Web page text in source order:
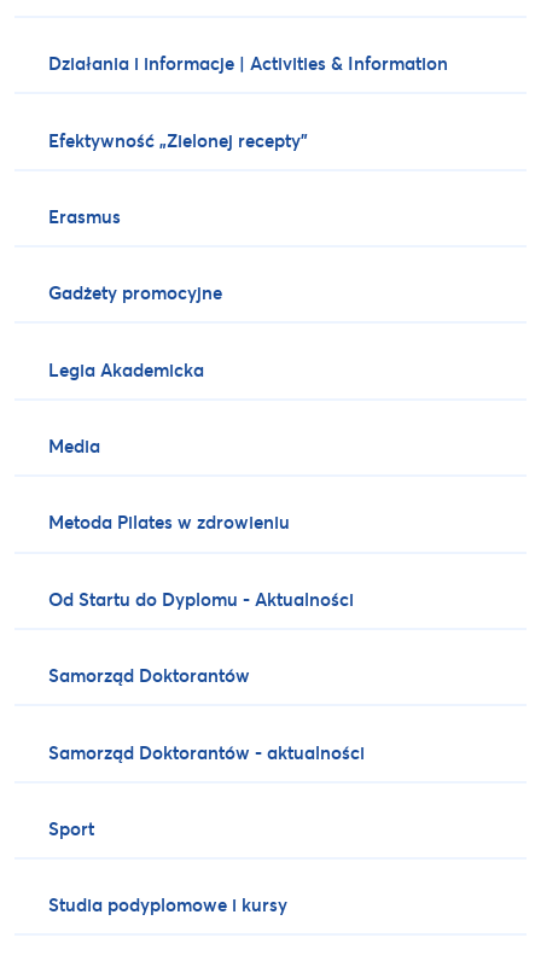
Działania i informacje | Activities & Information
Efektywność „Zielonej recepty”
Erasmus
Gadżety promocyjne
Legia Akademicka
Media
Metoda Pilates w zdrowieniu
Od Startu do Dyplomu - Aktualności
Samorząd Doktorantów
Samorząd Doktorantów - aktualności
Sport
Studia podyplomowe i kursy